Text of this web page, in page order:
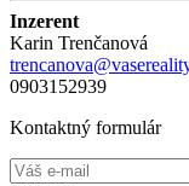
Inzerent
Karin Trenčanová
0903152939
Kontaktný formulár